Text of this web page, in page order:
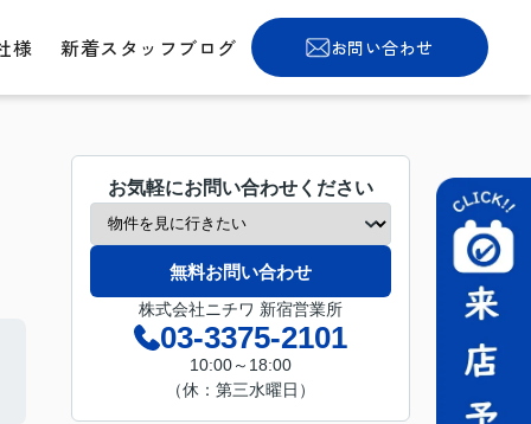
様 新着スタッフブログ お問い合わせ
お気軽にお問い合わせください
無料お問い合わせ
株式会社ニチワ 新宿営業所
03-3375-2101
10:00～18:00
（休：第三水曜日）